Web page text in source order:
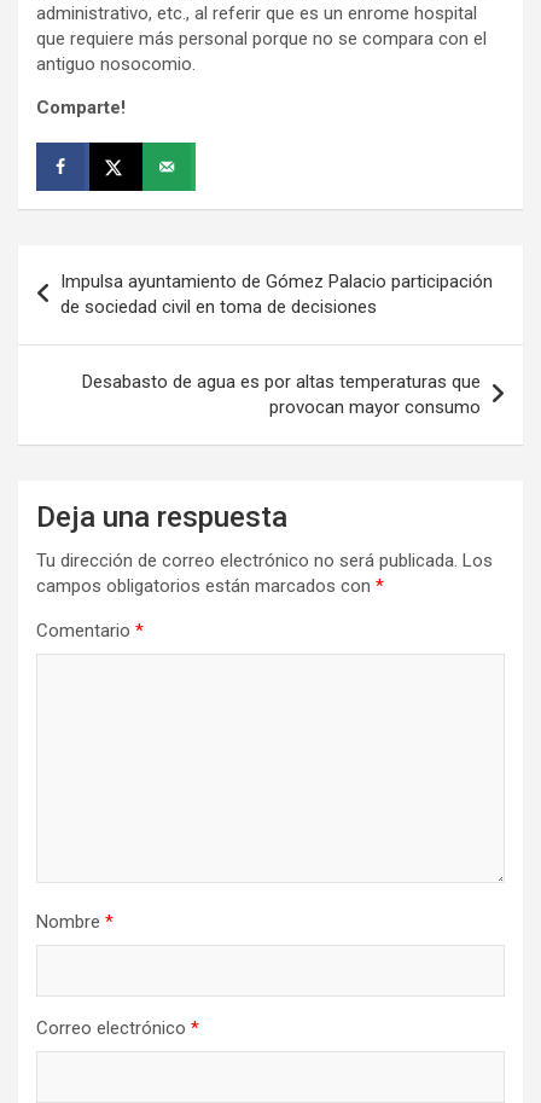
administrativo, etc., al referir que es un enrome hospital
que requiere más personal porque no se compara con el
antiguo nosocomio.
Comparte!
de
entradas
Impulsa ayuntamiento de Gómez Palacio participación
de sociedad civil en toma de decisiones
Desabasto de agua es por altas temperaturas que
provocan mayor consumo
Deja una respuesta
Tu dirección de correo electrónico no será publicada. Los
campos obligatorios están marcados con *
Comentario *
Nombre *
Correo electrónico *